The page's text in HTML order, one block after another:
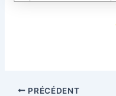
PRÉCÉDENT